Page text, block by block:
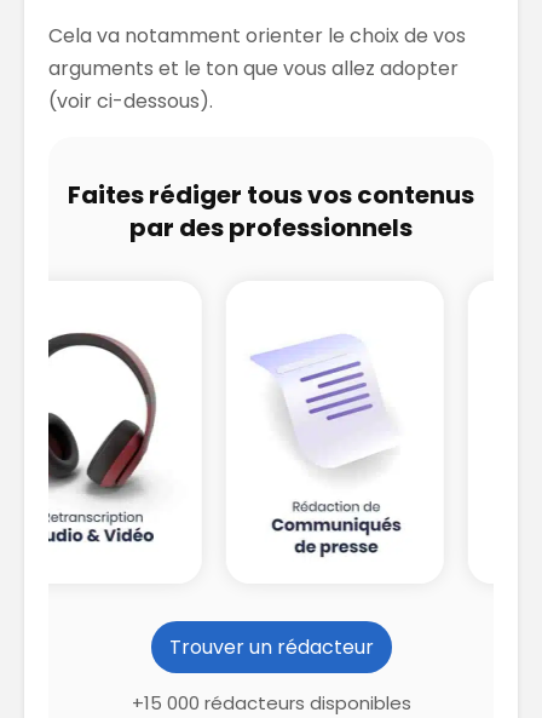
Cela va notamment orienter le choix de vos
arguments et le ton que vous allez adopter
(voir ci-dessous).
Faites rédiger tous vos contenus
par des professionnels
Trouver un rédacteur
+15 000 rédacteurs disponibles